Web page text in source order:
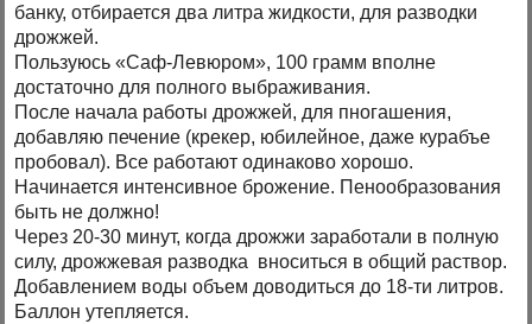
банку, отбирается два литра жидкости, для разводки
дрожжей.
Пользуюсь «Саф-Левюром», 100 грамм вполне
достаточно для полного выбраживания.
После начала работы дрожжей, для пногашения,
добавляю печение (крекер, юбилейное, даже курабъе
пробовал). Все работают одинаково хорошо.
Начинается интенсивное брожение. Пенообразования
быть не должно!
Через 20-30 минут, когда дрожжи заработали в полную
силу, дрожжевая разводка вноситься в общий раствор.
Добавлением воды объем доводиться до 18-ти литров.
Баллон утепляется.